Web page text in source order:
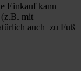
Einkauf kann
(z.B. mit
auch zu Fuß